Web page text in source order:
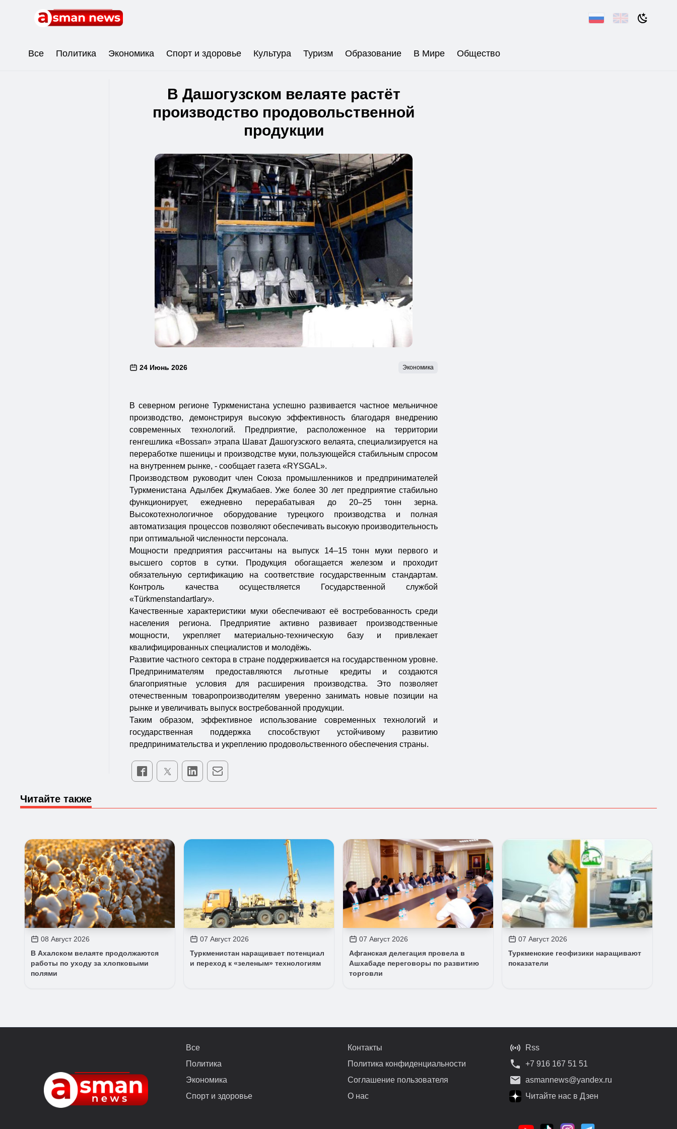
Все Политика Экономика Спорт и здоровье Культура Туризм Образование В Мире Общество
В Дашогузском велаяте растёт
производство продовольственной
продукции
24 Июнь 2026 Экономика
В северном регионе Туркменистана успешно развивается частное мельничное
производство, демонстрируя высокую эффективность благодаря внедрению
современных технологий. Предприятие, расположенное на территории
генгешлика «Bossan» этрапа Шават Дашогузского велаята, специализируется на
переработке пшеницы и производстве муки, пользующейся стабильным спросом
на внутреннем рынке, - сообщает газета «RYSGAL».
Производством руководит член Союза промышленников и предпринимателей
Туркменистана Адылбек Джумабаев. Уже более 30 лет предприятие стабильно
функционирует, ежедневно перерабатывая до 20–25 тонн зерна.
Высокотехнологичное оборудование турецкого производства и полная
автоматизация процессов позволяют обеспечивать высокую производительность
при оптимальной численности персонала.
Мощности предприятия рассчитаны на выпуск 14–15 тонн муки первого и
высшего сортов в сутки. Продукция обогащается железом и проходит
обязательную сертификацию на соответствие государственным стандартам.
Контроль качества осуществляется Государственной службой
«Türkmenstandartlary».
Качественные характеристики муки обеспечивают её востребованность среди
населения региона. Предприятие активно развивает производственные
мощности, укрепляет материально-техническую базу и привлекает
квалифицированных специалистов и молодёжь.
Развитие частного сектора в стране поддерживается на государственном уровне.
Предпринимателям предоставляются льготные кредиты и создаются
благоприятные условия для расширения производства. Это позволяет
отечественным товаропроизводителям уверенно занимать новые позиции на
рынке и увеличивать выпуск востребованной продукции.
Таким образом, эффективное использование современных технологий и
государственная поддержка способствуют устойчивому развитию
предпринимательства и укреплению продовольственного обеспечения страны.
Читайте также
08 Август 2026
В Ахалском велаяте продолжаются
работы по уходу за хлопковыми
полями
07 Август 2026
Туркменистан наращивает потенциал
и переход к «зеленым» технологиям
07 Август 2026
Афганская делегация провела в
Ашхабаде переговоры по развитию
торговли
07 Август 2026
Туркменские геофизики наращивают
показатели
Все
Политика
Экономика
Спорт и здоровье
Контакты
Политика конфиденциальности
Соглашение пользователя
О нас
Rss
+7 916 167 51 51
asmannews@yandex.ru
Читайте нас в Дзен